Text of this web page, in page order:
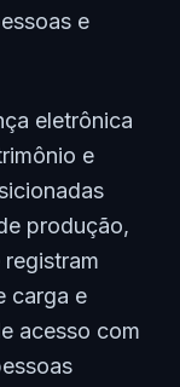
e
eletrônica
e
produção,
carga e
acesso com